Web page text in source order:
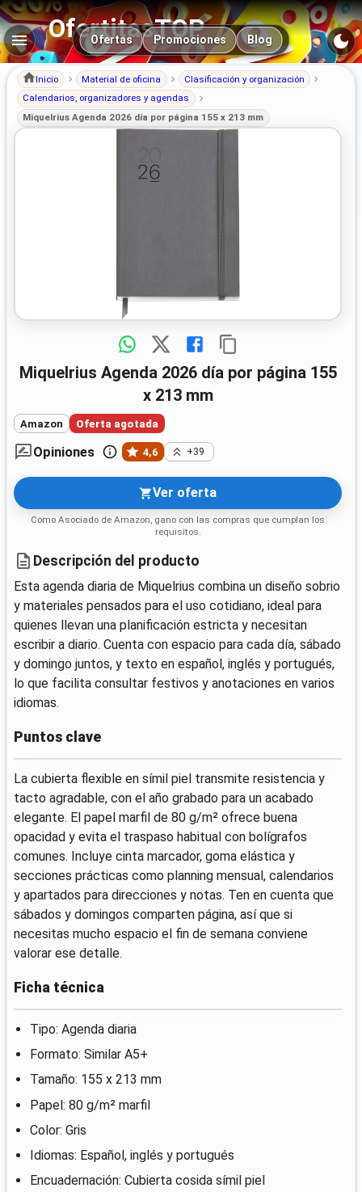
OfertitasTOP
Navegación principal
Ofertas Promociones Blog
Inicio Material de oficina
Clasificación y organización
Calendarios, organizadores y agendas
Miquelrius Agenda 2026 día por página 155 x 213 mm
Miquelrius Agenda 2026 día por página 155
x 213 mm
Amazon Oferta agotada
Opiniones 4,6 +39
Ver oferta
Como Asociado de Amazon, gano con las compras que cumplan los
requisitos.
Descripción del producto
Esta agenda diaria de Miquelrius combina un diseño sobrio
y materiales pensados para el uso cotidiano, ideal para
quienes llevan una planificación estricta y necesitan
escribir a diario. Cuenta con espacio para cada día, sábado
y domingo juntos, y texto en español, inglés y portugués,
lo que facilita consultar festivos y anotaciones en varios
idiomas.
Puntos clave
La cubierta flexible en símil piel transmite resistencia y
tacto agradable, con el año grabado para un acabado
elegante. El papel marfil de 80 g/m² ofrece buena
opacidad y evita el traspaso habitual con bolígrafos
comunes. Incluye cinta marcador, goma elástica y
secciones prácticas como planning mensual, calendarios
y apartados para direcciones y notas. Ten en cuenta que
sábados y domingos comparten página, así que si
necesitas mucho espacio el fin de semana conviene
valorar ese detalle.
Ficha técnica
Tipo: Agenda diaria
Formato: Similar A5+
Tamaño: 155 x 213 mm
Papel: 80 g/m² marfil
Color: Gris
Idiomas: Español, inglés y portugués
Encuadernación: Cubierta cosida símil piel